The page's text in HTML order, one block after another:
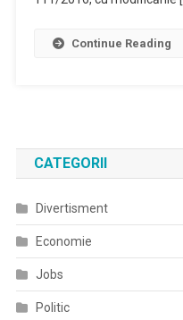
Continue Reading
CATEGORII
Divertisment
Economie
Jobs
Politic